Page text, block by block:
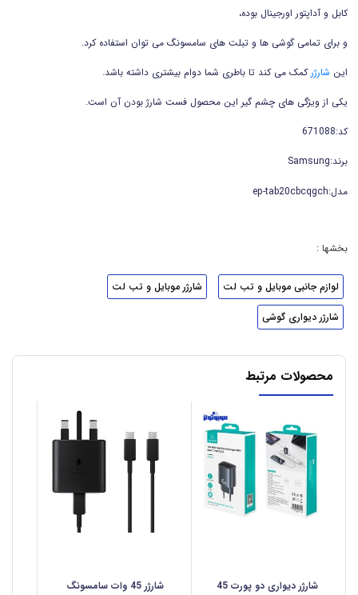
کابل و آداپتور اورجینال بوده،
و برای تمامی گوشی ها و تبلت های سامسونگ می توان استفاده کرد.
این شارژرکمک می کند تا باطری شما دوام بیشتری داشته باشد.
یکی از ویژگی های چشم گیر این محصول فست شارژ بودن آن است.
کد:671088
برند:Samsung
مدل:ep-tab20cbcqgch
بخشها :
لوازم جانبی موبایل و تب لت
شارژر موبایل و تب لت
شارژر دیواری گوشی
محصولات مرتبط
شارژر دیواری دو پورت 45
شارژر 45 وات سامسونگ